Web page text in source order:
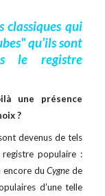
classiques qui
qu’ils sont
le registre
une présence
?
devenus de tels
registre populaire :
encore duCygnede
d’une telle